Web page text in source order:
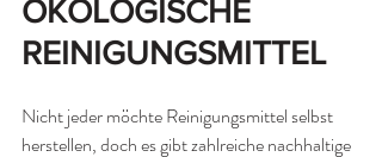
ÖKOLOGISCHE
REINIGUNGSMITTEL
Nicht jeder möchte Reinigungsmittel selbst
herstellen, doch es gibt zahlreiche nachhaltige